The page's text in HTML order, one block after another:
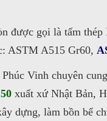
được gọi là tấm thép
ASTM A515 Gr60,
Vinh chuyên
xuất xứ Nhật Bản,
dựng, làm bồn bể